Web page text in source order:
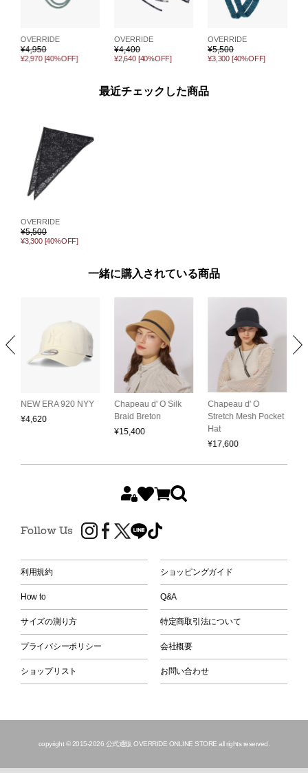
OVERRIDE
¥4,950
¥2,970 [40%OFF]
OVERRIDE
¥4,400
¥2,640 [40%OFF]
OVERRIDE
¥5,500
¥3,300 [40%OFF]
最近チェックした商品
OVERRIDE
¥5,500
¥3,300 [40%OFF]
一緒に購入されている商品
NEW ERA 920 NYY
¥4,620
Chapeau d' O Silk
Braid Breton
¥15,400
Chapeau d' O
Stretch Mesh Pocket
Hat
¥17,600
Follow Us
利用規約 ショッピングガイド
How to Q&A
サイズの測り方 特定商取引法について
プライバシーポリシー 会社概要
ショップリスト お問い合わせ
copyright © 2015-2026 公式通販 OVERRIDE ONLINE STORE all rights reserved.